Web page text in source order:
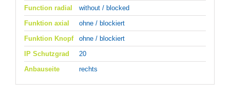
Function radial
without / blocked
Funktion axial
ohne / blockiert
Funktion Knopf
ohne / blockiert
IP Schutzgrad
20
Anbauseite
rechts